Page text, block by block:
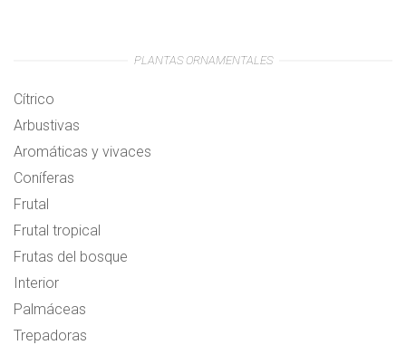
PLANTAS ORNAMENTALES
Cítrico
Arbustivas
Aromáticas y vivaces
Coníferas
Frutal
Frutal tropical
Frutas del bosque
Interior
Palmáceas
Trepadoras